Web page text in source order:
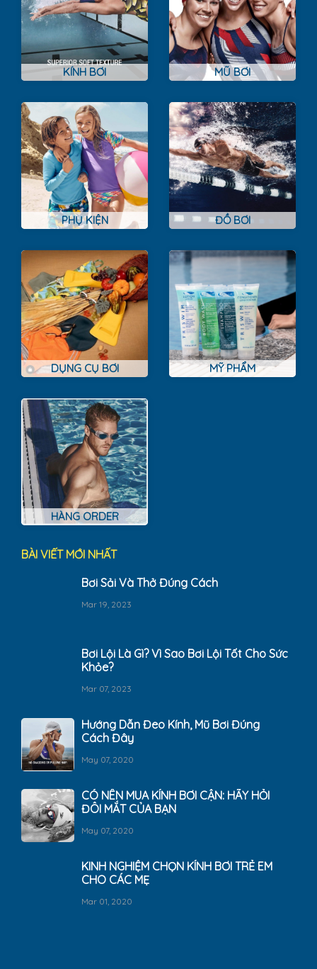
KÍNH BƠI MŨ BƠI
PHỤ KIỆN ĐỒ BƠI
DỤNG CỤ BƠI MỸ PHẨM
HÀNG ORDER
BÀI VIẾT MỚI NHẤT
Bơi Sải Và Thở Đúng Cách
Mar 19, 2023
Bơi Lội Là Gì? Vì Sao Bơi Lội Tốt Cho Sức
Khỏe?
Mar 07, 2023
Hướng Dẫn Đeo Kính, Mũ Bơi Đúng
Cách Đây
May 07, 2020
CÓ NÊN MUA KÍNH BƠI CẬN: HÃY HỎI
ĐÔI MẮT CỦA BẠN
May 07, 2020
KINH NGHIỆM CHỌN KÍNH BƠI TRẺ EM
CHO CÁC MẸ
Mar 01, 2020